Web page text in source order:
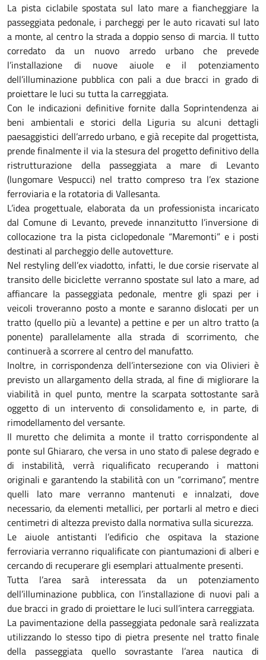
La pista ciclabile spostata sul lato mare a fiancheggiare la
passeggiata pedonale, i parcheggi per le auto ricavati sul lato
a monte, al centro la strada a doppio senso di marcia. Il tutto
corredato da un nuovo arredo urbano che prevede
l’installazione di nuove aiuole e il potenziamento
dell’illuminazione pubblica con pali a due bracci in grado di
proiettare le luci su tutta la carreggiata.
Con le indicazioni definitive fornite dalla Soprintendenza ai
beni ambientali e storici della Liguria su alcuni dettagli
paesaggistici dell’arredo urbano, e già recepite dal progettista,
prende finalmente il via la stesura del progetto definitivo della
ristrutturazione della passeggiata a mare di Levanto
(lungomare Vespucci) nel tratto compreso tra l’ex stazione
ferroviaria e la rotatoria di Vallesanta.
L’idea progettuale, elaborata da un professionista incaricato
dal Comune di Levanto, prevede innanzitutto l’inversione di
collocazione tra la pista ciclopedonale “Maremonti” e i posti
destinati al parcheggio delle autovetture.
Nel restyling dell’ex viadotto, infatti, le due corsie riservate al
transito delle biciclette verranno spostate sul lato a mare, ad
affiancare la passeggiata pedonale, mentre gli spazi per i
veicoli troveranno posto a monte e saranno dislocati per un
tratto (quello più a levante) a pettine e per un altro tratto (a
ponente) parallelamente alla strada di scorrimento, che
continuerà a scorrere al centro del manufatto.
Inoltre, in corrispondenza dell’intersezione con via Olivieri è
previsto un allargamento della strada, al fine di migliorare la
viabilità in quel punto, mentre la scarpata sottostante sarà
oggetto di un intervento di consolidamento e, in parte, di
rimodellamento del versante.
Il muretto che delimita a monte il tratto corrispondente al
ponte sul Ghiararo, che versa in uno stato di palese degrado e
di instabilità, verrà riqualificato recuperando i mattoni
originali e garantendo la stabilità con un “corrimano”, mentre
quelli lato mare verranno mantenuti e innalzati, dove
necessario, da elementi metallici, per portarli al metro e dieci
centimetri di altezza previsto dalla normativa sulla sicurezza.
Le aiuole antistanti l’edificio che ospitava la stazione
ferroviaria verranno riqualificate con piantumazioni di alberi e
cercando di recuperare gli esemplari attualmente presenti.
Tutta l’area sarà interessata da un potenziamento
dell’illuminazione pubblica, con l’installazione di nuovi pali a
due bracci in grado di proiettare le luci sull’intera carreggiata.
La pavimentazione della passeggiata pedonale sarà realizzata
utilizzando lo stesso tipo di pietra presente nel tratto finale
della passeggiata quello sovrastante l’area nautica di